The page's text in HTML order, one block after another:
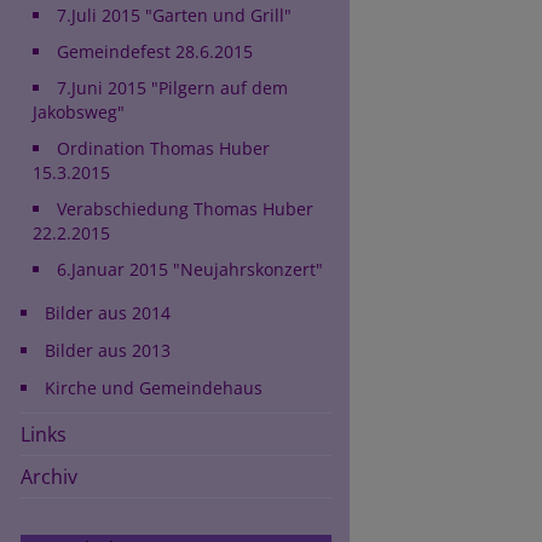
7.Juli 2015 "Garten und Grill"
Gemeindefest 28.6.2015
7.Juni 2015 "Pilgern auf dem
Jakobsweg"
Ordination Thomas Huber
15.3.2015
Verabschiedung Thomas Huber
22.2.2015
6.Januar 2015 "Neujahrskonzert"
Bilder aus 2014
Bilder aus 2013
Kirche und Gemeindehaus
Links
Archiv